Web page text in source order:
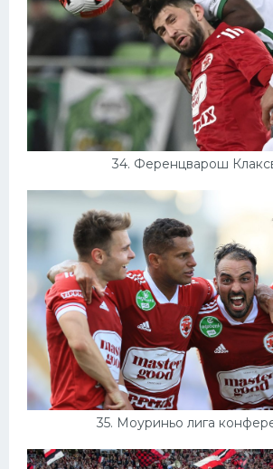
34. Ференцварош
35. Моуриньо лига